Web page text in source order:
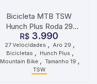
Bicicleta MTB TSW
Hunch Plus Roda 29
Tamanho 19 27
Velocidades Azul Preto
R$ 3.990
27 Velocidades , Aro 29 ,
Bicicletas , Hunch Plus ,
Mountain Bike , Tamanho 19 ,
TSW